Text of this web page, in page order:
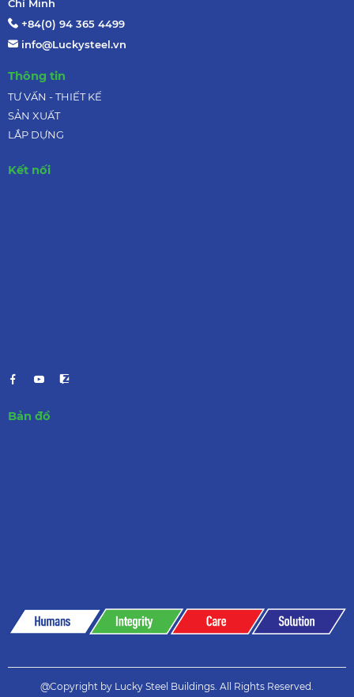
Chí Minh
+84(0) 94 365 4499
info@Luckysteel.vn
Thông tin
TƯ VẤN - THIẾT KẾ
SẢN XUẤT
LẮP DỰNG
Kết nối
Bản đồ
@Copyright by Lucky Steel Buildings. All Rights Reserved.